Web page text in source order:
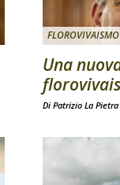
FLOROVIVAISMO
Una
Di Patrizio La Pietra